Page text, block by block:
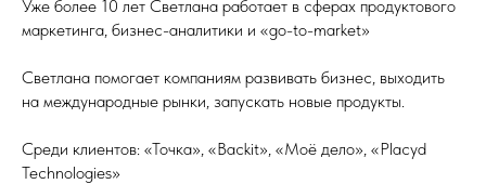
Уже более 10 лет Светлана работает в сферах продуктового
маркетинга, бизнес-аналитики и «go-to-market»
Светлана помогает компаниям развивать бизнес, выходить
на международные рынки, запускать новые продукты.
Среди клиентов: «Точка», «Backit», «Моё дело», «Placyd
Technologies»